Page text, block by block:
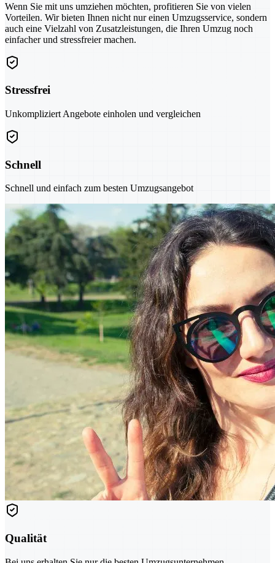
Wenn Sie mit uns umziehen möchten, profitieren Sie von vielen
Vorteilen. Wir bieten Ihnen nicht nur einen Umzugsservice, sondern
auch eine Vielzahl von Zusatzleistungen, die Ihren Umzug noch
einfacher und stressfreier machen.
Stressfrei
Unkompliziert Angebote einholen und vergleichen
Schnell
Schnell und einfach zum besten Umzugsangebot
Qualität